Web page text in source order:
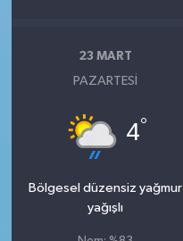
23 MART
PAZARTESI
4°
Bölgesel düzensiz yağmur
yağışlı